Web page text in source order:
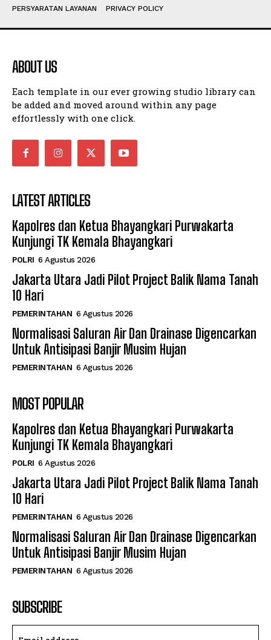
PERSYARATAN LAYANAN
PRIVACY POLICY
ABOUT US
Each template in our ever growing studio library can
be added and moved around within any page
effortlessly with one click.
LATEST ARTICLES
Kapolres dan Ketua Bhayangkari Purwakarta
Kunjungi TK Kemala Bhayangkari
POLRI 6 Agustus 2026
Jakarta Utara Jadi Pilot Project Balik Nama Tanah
10 Hari
PEMERINTAHAN 6 Agustus 2026
Normalisasi Saluran Air Dan Drainase Digencarkan
Untuk Antisipasi Banjir Musim Hujan
PEMERINTAHAN 6 Agustus 2026
MOST POPULAR
Kapolres dan Ketua Bhayangkari Purwakarta
Kunjungi TK Kemala Bhayangkari
POLRI 6 Agustus 2026
Jakarta Utara Jadi Pilot Project Balik Nama Tanah
10 Hari
PEMERINTAHAN 6 Agustus 2026
Normalisasi Saluran Air Dan Drainase Digencarkan
Untuk Antisipasi Banjir Musim Hujan
PEMERINTAHAN 6 Agustus 2026
SUBSCRIBE